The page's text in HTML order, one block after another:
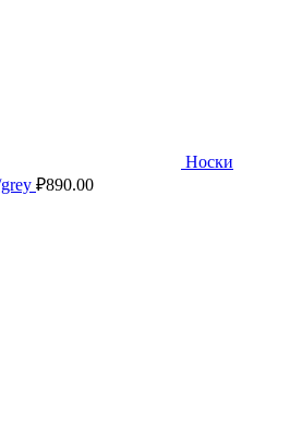
Носки
₽890.00